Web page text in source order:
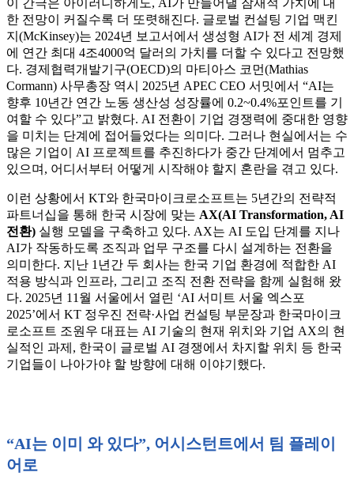
한 전망이 커질수록 더 또렷해진다. 글로벌 컨설팅 기업 맥킨
지(McKinsey)는 2024년 보고서에서 생성형 AI가 전 세계 경제
에 연간 최대 4조4000억 달러의 가치를 더할 수 있다고 전망했
다. 경제협력개발기구(OECD)의 마티아스 코먼(Mathias
Cormann) 사무총장 역시 2025년 APEC CEO 서밋에서 “AI는
향후 10년간 연간 노동 생산성 성장률에 0.2~0.4%포인트를 기
여할 수 있다”고 밝혔다. AI 전환이 기업 경쟁력에 중대한 영향
을 미치는 단계에 접어들었다는 의미다. 그러나 현실에서는 수
많은 기업이 AI 프로젝트를 추진하다가 중간 단계에서 멈추고
있으며, 어디서부터 어떻게 시작해야 할지 혼란을 겪고 있다.
이런 상황에서 KT와 한국마이크로소프트는 5년간의 전략적
파트너십을 통해 한국 시장에 맞는 AX(AI Transformation, AI
전환) 실행 모델을 구축하고 있다. AX는 AI 도입 단계를 지나
AI가 작동하도록 조직과 업무 구조를 다시 설계하는 전환을
의미한다. 지난 1년간 두 회사는 한국 기업 환경에 적합한 AI
적용 방식과 인프라, 그리고 조직 전환 전략을 함께 실험해 왔
다. 2025년 11월 서울에서 열린 ‘AI 서미트 서울 엑스포
2025’에서 KT 정우진 전략·사업 컨설팅 부문장과 한국마이크
로소프트 조원우 대표는 AI 기술의 현재 위치와 기업 AX의 현
실적인 과제, 한국이 글로벌 AI 경쟁에서 차지할 위치 등 한국
기업들이 나아가야 할 방향에 대해 이야기했다.
“AI는 이미 와 있다”, 어시스턴트에서 팀 플레이
어로